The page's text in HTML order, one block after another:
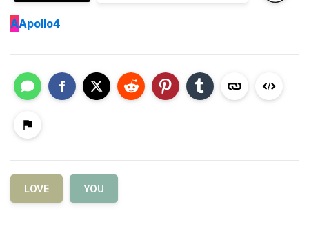
AApollo4
LOVE YOU